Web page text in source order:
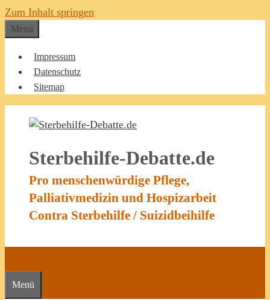
Zum Inhalt springen
Menu
Impressum
Datenschutz
Sitemap
Sterbehilfe-Debatte.de
Pro menschenwürdige Pflege,
Palliativmedizin und Hospizarbeit
Contra Sterbehilfe / Suizidbeihilfe
Menü